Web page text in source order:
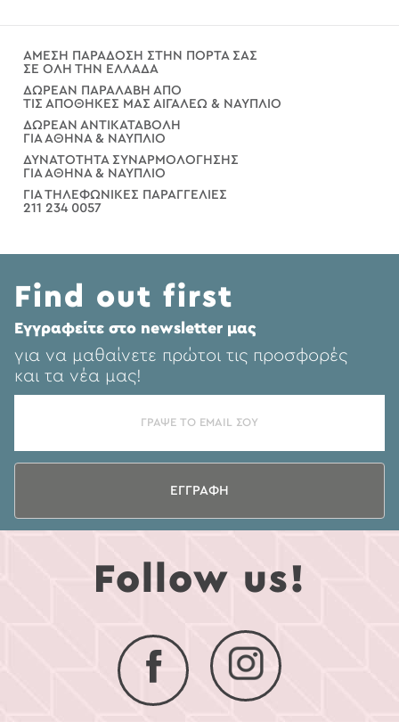
ΑΜΕΣΗ ΠΑΡΑΔΟΣΗ ΣΤΗΝ ΠΟΡΤΑ ΣΑΣ
ΣΕ ΟΛΗ ΤΗΝ ΕΛΛΑΔΑ
ΔΩΡΕΑΝ ΠΑΡΑΛΑΒΗ ΑΠΟ
ΤΙΣ ΑΠΟΘΗΚΕΣ ΜΑΣ ΑΙΓΑΛΕΩ & ΝΑΥΠΛΙΟ
ΔΩΡΕΑΝ ΑΝΤΙΚΑΤΑΒΟΛΗ
ΓΙΑ ΑΘΗΝΑ & ΝΑΥΠΛΙΟ
ΔΥΝΑΤΟΤΗΤΑ ΣΥΝΑΡΜΟΛΟΓΗΣΗΣ
ΓΙΑ ΑΘΗΝΑ & ΝΑΥΠΛΙΟ
ΓΙΑ ΤΗΛΕΦΩΝΙΚΕΣ ΠΑΡΑΓΓΕΛΙΕΣ
211 234 0057
Find out first
Eγγραφείτε στο newsletter μας
για να μαθαίνετε πρώτοι τις προσφορές
και τα νέα μας!
ΕΓΓΡΑΦΗ
Follow us!